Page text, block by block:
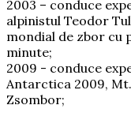
2003 – conduce
alpinistul Teodor
mondial de zbor cu
minute;
2009 - conduce
Antarctica 2009,
Zsombor;